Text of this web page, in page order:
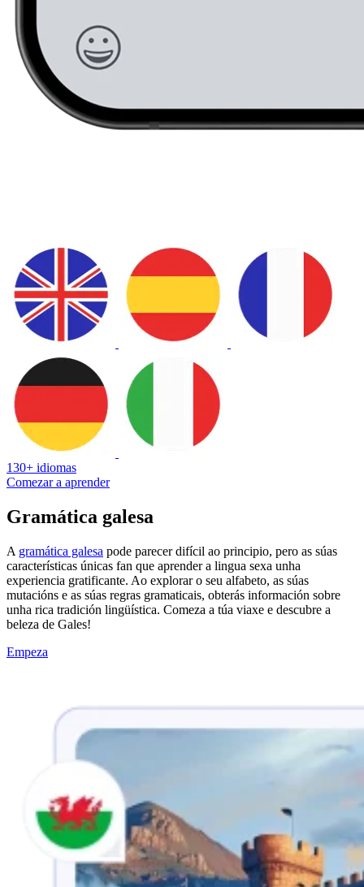
130+ idiomas
Comezar a aprender
Gramática galesa
A gramática galesa pode parecer difícil ao principio, pero as súas
características únicas fan que aprender a lingua sexa unha
experiencia gratificante. Ao explorar o seu alfabeto, as súas
mutacións e as súas regras gramaticais, obterás información sobre
unha rica tradición lingüística. Comeza a túa viaxe e descubre a
beleza de Gales!
Empeza